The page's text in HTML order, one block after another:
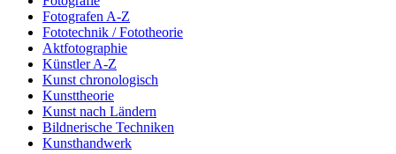
Fotografen A-Z
Fototechnik / Fototheorie
Aktfotographie
Künstler A-Z
Kunst chronologisch
Kunsttheorie
Kunst nach Ländern
Bildnerische Techniken
Kunsthandwerk